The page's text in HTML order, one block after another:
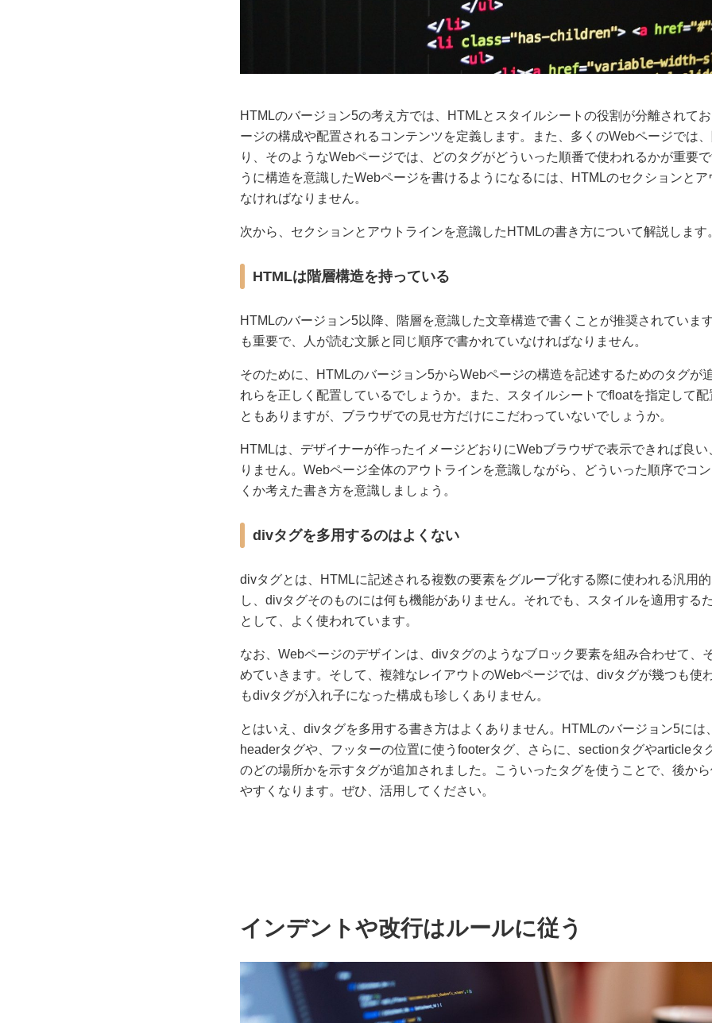
HTMLのバージョン5の考え方では、HTMLとスタイルシートの役割が分離されて
ージの構成や配置されるコンテンツを定義します。また、多くのWebページでは
り、そのようなWebページでは、どのタグがどういった順番で使われるかが重要
うに構造を意識したWebページを書けるようになるには、HTMLのセクションと
なければなりません。
次から、セクションとアウトラインを意識したHTMLの書き方について解説します
HTMLは階層構造を持っている
HTMLのバージョン5以降、階層を意識した文章構造で書くことが推奨されていま
も重要で、人が読む文脈と同じ順序で書かれていなければなりません。
そのために、HTMLのバージョン5からWebページの構造を記述するためのタグが
れらを正しく配置しているでしょうか。また、スタイルシートでfloatを指定して
ともありますが、ブラウザでの見せ方だけにこだわっていないでしょうか。
HTMLは、デザイナーが作ったイメージどおりにWebブラウザで表示できれば良
りません。Webページ全体のアウトラインを意識しながら、どういった順序でコ
くか考えた書き方を意識しましょう。
divタグを多用するのはよくない
divタグとは、HTMLに記述される複数の要素をグループ化する際に使われる汎用
し、divタグそのものには何も機能がありません。それでも、スタイルを適用する
として、よく使われています。
なお、Webページのデザインは、divタグのようなブロック要素を組み合わせて、
めていきます。そして、複雑なレイアウトのWebページでは、divタグが幾つも使
もdivタグが入れ子になった構成も珍しくありません。
とはいえ、divタグを多用する書き方はよくありません。HTMLのバージョン5には
headerタグや、フッターの位置に使うfooterタグ、さらに、sectionタグやarticleタ
のどの場所かを示すタグが追加されました。こういったタグを使うことで、後か
やすくなります。ぜひ、活用してください。
インデントや改行はルールに従う